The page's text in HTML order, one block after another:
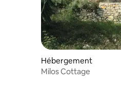
Hébergement
Milos Cottage